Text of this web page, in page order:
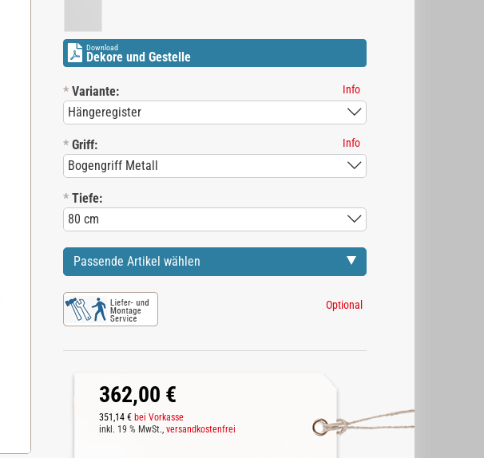
Download
Dekore und Gestelle
* Variante: Info
* Griff: Info
* Tiefe:
Passende Artikel wählen
Optional
362,00 €
351,14 € bei Vorkasse
inkl. 19 % MwSt., versandkostenfrei